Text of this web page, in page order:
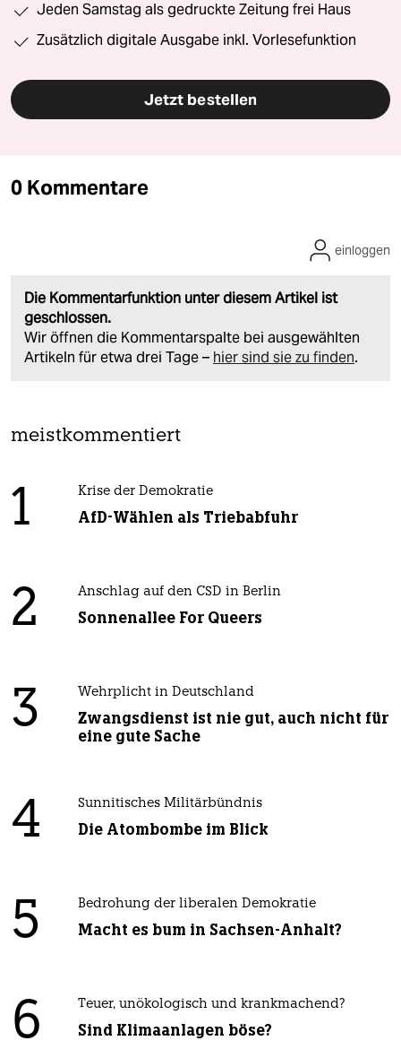
Jeden Samstag als gedruckte Zeitung frei Haus
Zusätzlich digitale Ausgabe inkl. Vorlesefunktion
Jetzt bestellen
0 Kommentare
Die Kommentarfunktion unter diesem Artikel ist
geschlossen.
Wir öffnen die Kommentarspalte bei ausgewählten
Artikeln für etwa drei Tage – hier sind sie zu finden.
einloggen
meistkommentiert
1 Krise der Demokratie
AfD-Wählen als Triebabfuhr
2 Anschlag auf den CSD in Berlin
Sonnenallee For Queers
3 Wehrplicht in Deutschland
Zwangsdienst ist nie gut, auch nicht für
eine gute Sache
4 Sunnitisches Militärbündnis
Die Atombombe im Blick
5 Bedrohung der liberalen Demokratie
Macht es bum in Sachsen-Anhalt?
6 Teuer, unökologisch und krankmachend?
Sind Klimaanlagen böse?